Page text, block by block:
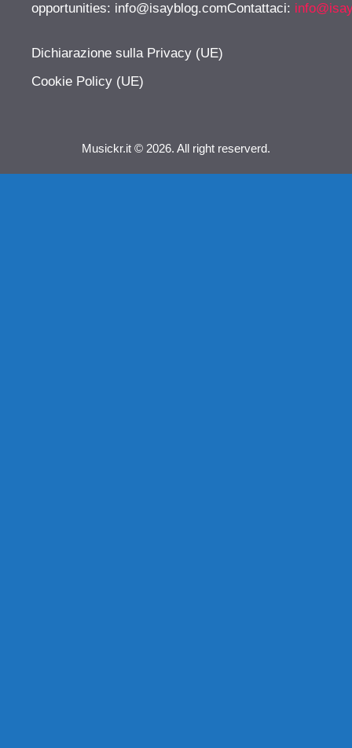
opportunities: info@isayblog.comContattaci:
Dichiarazione sulla Privacy (UE)
Cookie Policy (UE)
Musickr.it © 2026. All right reserverd.